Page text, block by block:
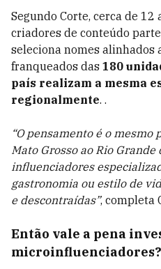
Segundo Corte, cerca de 12
criadores de conteúdo
seleciona nomes alinhados
franqueados das 180
país realizam a mesma
regionalmente. .
“O pensamento é o
Mato Grosso ao Rio Grande
influenciadores
gastronomia ou estilo de
e descontraídas”, completa
Então vale a pena
microinfluenciadores?